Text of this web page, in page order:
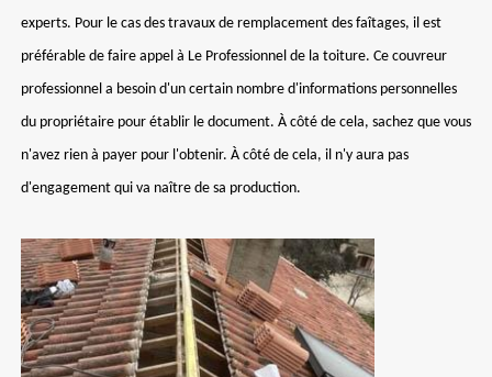
experts. Pour le cas des travaux de remplacement des faîtages, il est
préférable de faire appel à Le Professionnel de la toiture. Ce couvreur
professionnel a besoin d'un certain nombre d'informations personnelles
du propriétaire pour établir le document. À côté de cela, sachez que vous
n'avez rien à payer pour l'obtenir. À côté de cela, il n'y aura pas
d'engagement qui va naître de sa production.